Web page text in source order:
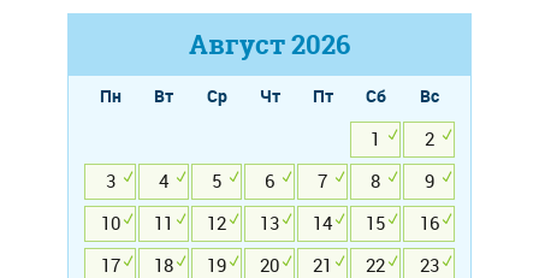
Август2026
Пн Вт Ср Чт Пт Сб
Вс
1
2
3
4 5 6 7 8
9
10
11 12 13 14 15
16
17
18 19 20 21 22
23